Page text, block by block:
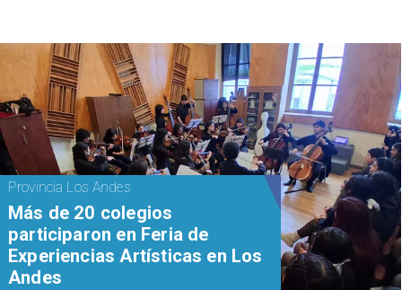
Provincia Los Andes
Más de 20 colegios
participaron en Feria de
Experiencias Artísticas en Los
Andes